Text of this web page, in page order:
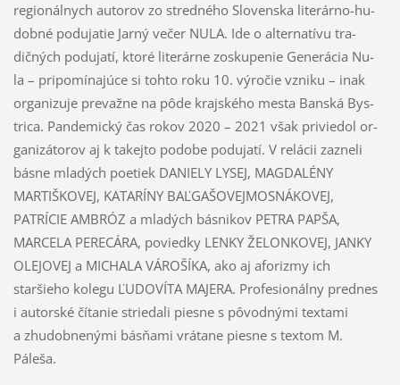
regionálnych autorov zo stredného Slovenska literárno-hu­
dobné podujatie Jarný večer NULA. Ide o alternatívu tra­
dičných podujatí, ktoré literárne zoskupenie Generácia Nu­
la – pripomínajúce si tohto roku 10. výročie vzniku – inak
organizuje prevažne na pôde krajského mesta Banská Bys­
trica. Pandemický čas rokov 2020 – 2021 však priviedol or­
ganizátorov aj k takejto podobe podujatí. V relácii zazneli
básne mladých poetiek DANIELY LYSEJ, MAGDALÉNY
MARTIŠKOVEJ, KATARÍNY BAĽGAŠOVEJMOSNÁ­KOVEJ,
PATRÍCIE AMBRÓZ a mladých básnikov PETRA PAPŠA,
MARCELA PERECÁRA, poviedky LENKY ŽE­LONKOVEJ, JANKY
OLEJOVEJ a MICHALA VÁROŠÍ­KA, ako aj aforizmy ich
staršieho kolegu ĽUDOVÍTA MA­JERA. Profesionálny prednes
i autorské čítanie striedali pies­ne s pôvodnými textami
a zhudobnenými básňami vrátane piesne s textom M.
Páleša.